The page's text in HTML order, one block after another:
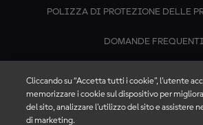
POLIZZA DI PROTEZIONE DELLE
DOMANDE FREQUENTI
Cliccando su “Accetta tutti i cookie”, l'utente
memorizzare i cookie sul dispositivo per
del sito, analizzare l'utilizzo del sito e assistere
di marketing.